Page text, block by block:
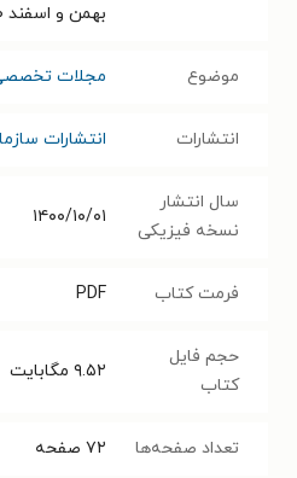
بهمن و اسفند ۱۴۰۰
موضوع مجلات
انتشارات انتشارات
سال انتشار
نسخه فیزیکی
۱۴۰۰/۱۰/۰۱
فرمت کتاب PDF
حجم فایل
کتاب
۹.۵۲ مگابایت
تعداد صفحه‌ها ۷۲ صفحه